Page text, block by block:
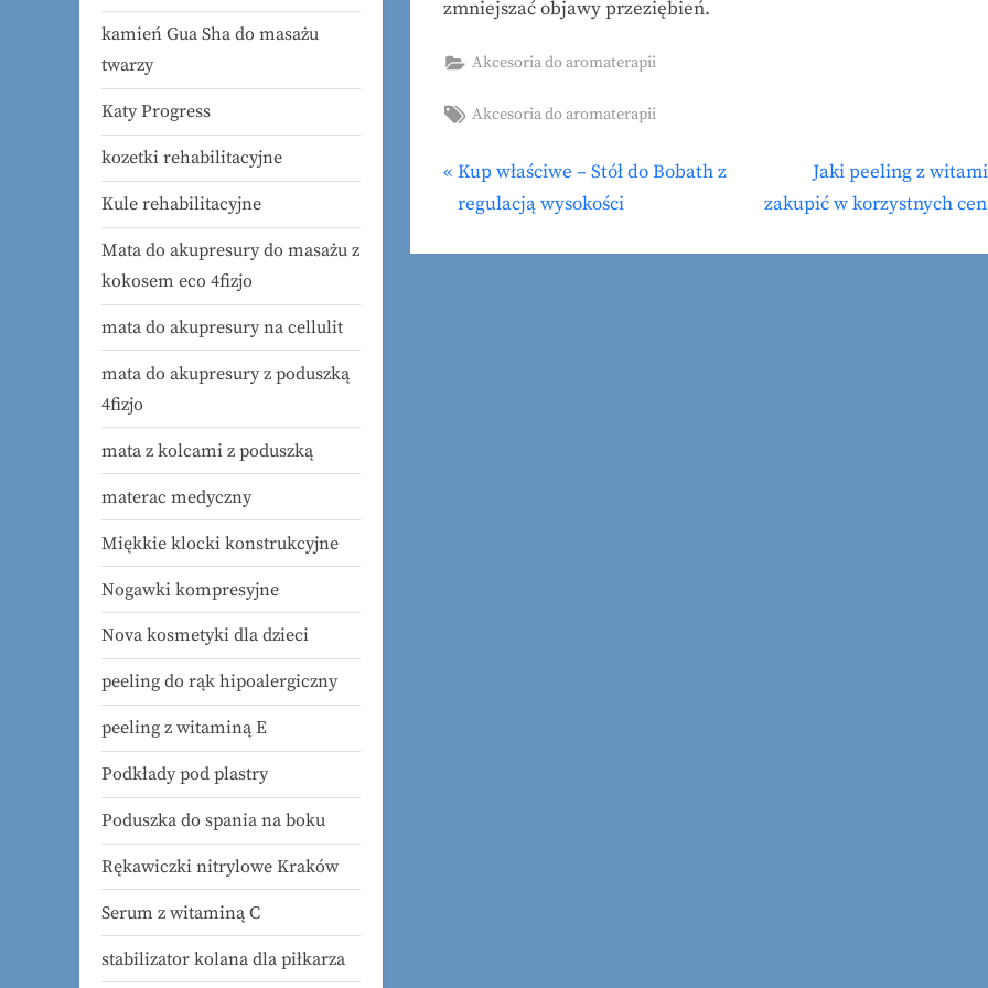
zmniejszać objawy przeziębień.
Akcesoria do aromaterapii
Tags:
Akcesoria do aromaterapii
Nawigacja
P
r
Kup właściwe – Stół do Bobath z
regulacją wysokości
N
e
Jaki peeling z
zakupić w korzystnych
kamień Gua Sha do masażu
twarzy
Katy Progress
kozetki rehabilitacyjne
Kule rehabilitacyjne
Mata do akupresury do masażu z
kokosem eco 4fizjo
mata do akupresury na cellulit
mata do akupresury z poduszką
4fizjo
mata z kolcami z poduszką
materac medyczny
Miękkie klocki konstrukcyjne
Nogawki kompresyjne
Nova kosmetyki dla dzieci
peeling do rąk hipoalergiczny
peeling z witaminą E
Podkłady pod plastry
Poduszka do spania na boku
Rękawiczki nitrylowe Kraków
Serum z witaminą C
stabilizator kolana dla piłkarza